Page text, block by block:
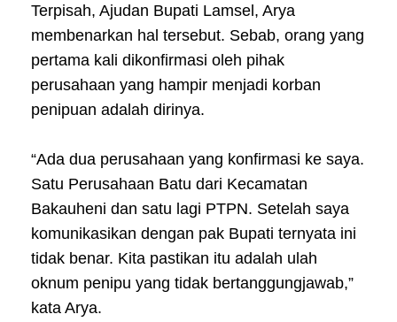
Terpisah, Ajudan Bupati Lamsel, Arya
membenarkan hal tersebut. Sebab, orang yang
pertama kali dikonfirmasi oleh pihak
perusahaan yang hampir menjadi korban
penipuan adalah dirinya.
“Ada dua perusahaan yang konfirmasi ke saya.
Satu Perusahaan Batu dari Kecamatan
Bakauheni dan satu lagi PTPN. Setelah saya
komunikasikan dengan pak Bupati ternyata ini
tidak benar. Kita pastikan itu adalah ulah
oknum penipu yang tidak bertanggungjawab,”
kata Arya.